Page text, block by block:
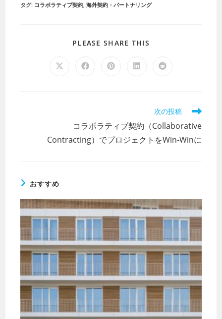
タグ: コラボラティブ契約 海外契約・パートナリング
PLEASE SHARE THIS
次の投稿
コラボラティブ契約（Collaborative
Contracting）でプロジェクトをWin-Winに
おすすめ